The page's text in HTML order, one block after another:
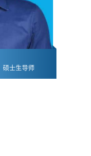
硕士生导师